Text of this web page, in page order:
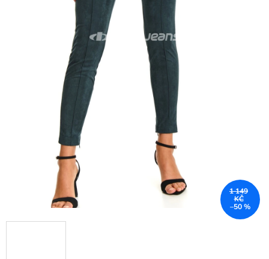
1 149
KČ
–50 %